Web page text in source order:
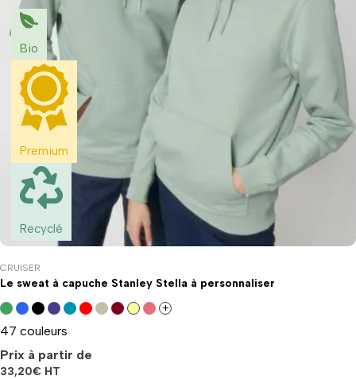
Bio
Premium
Recyclé
CRUISER
Le sweat à capuche Stanley Stella à personnaliser
+
47 couleurs
Prix à partir de
33,20€ HT